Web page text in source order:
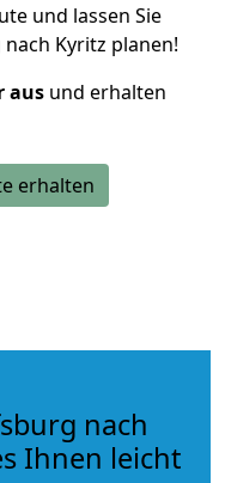
und lassen Sie
Kyritz planen!
aus und erhalten
erhalten
nach
Ihnen leicht